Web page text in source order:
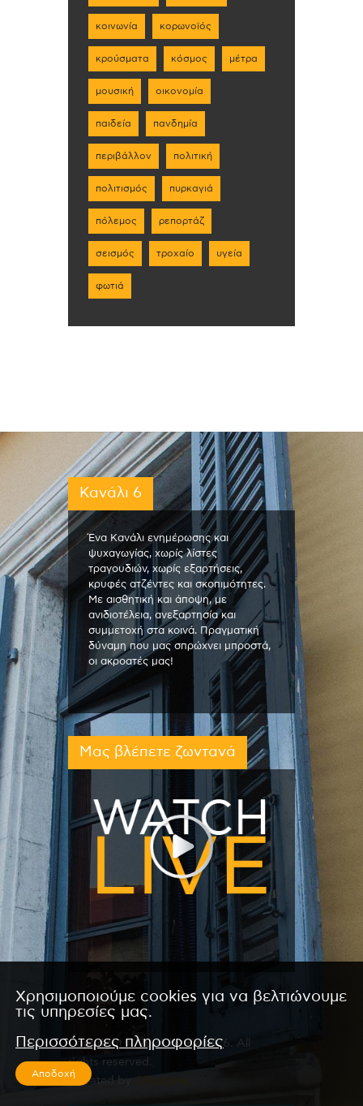
κοινωνία κορωνοϊός
κρούσματα κόσμος μέτρα
μουσική οικονομία
παιδεία πανδημία
περιβάλλον πολιτική
πολιτισμός πυρκαγιά
πόλεμος ρεπορτάζ
σεισμός τροχαίο υγεία
φωτιά
Κανάλι 6
Ένα Κανάλι ενημέρωσης και
ψυχαγωγίας, χωρίς λίστες
τραγουδιών, χωρίς εξαρτήσεις,
κρυφές ατζέντες και σκοπιμότητες.
Με αισθητική και άποψη, με
ανιδιοτέλεια, ανεξαρτησία και
συμμετοχή στα κοινά. Πραγματική
δύναμη που μας σπρώχνει μπροστά,
οι ακροατές μας!
Μας βλέπετε ζωντανά
Copyright © 2026 by Kanali 6. All
rights reserved.
CReated by CReatures.
Χρησιμοποιούμε cookies για να βελτιώνουμε
τις υπηρεσίες μας.
Περισσότερες πληροφορίες
Αποδοχή